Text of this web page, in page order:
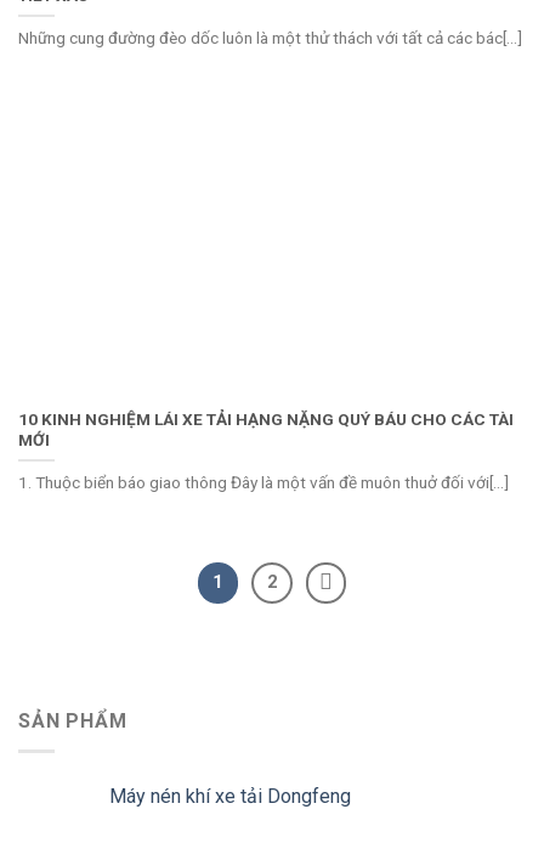
Những cung đường đèo dốc luôn là một thử thách với tất cả các bác[...]
10 KINH NGHIỆM LÁI XE TẢI HẠNG NẶNG QUÝ BÁU CHO CÁC TÀI
MỚI
1. Thuộc biển báo giao thông Đây là một vấn đề muôn thuở đối với[...]
1 2
SẢN PHẨM
Máy nén khí xe tải Dongfeng